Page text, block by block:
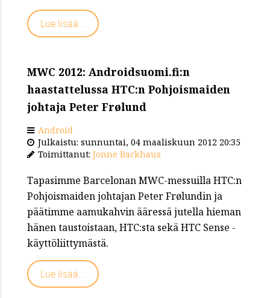
Lue lisää...
MWC 2012: Androidsuomi.fi:n
haastattelussa HTC:n Pohjoismaiden
johtaja Peter Frølund
Android
Julkaistu: sunnuntai, 04 maaliskuun 2012 20:35
Toimittanut: Jonne Backhaus
Tapasimme Barcelonan MWC-messuilla HTC:n
Pohjoismaiden johtajan Peter Frølundin ja
päätimme aamukahvin ääressä jutella hieman
hänen taustoistaan, HTC:sta sekä HTC Sense -
käyttöliittymästä.
Lue lisää...